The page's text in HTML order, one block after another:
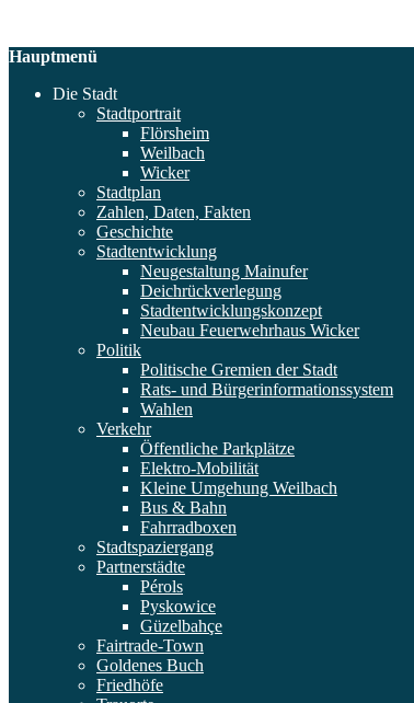
Hauptmenü
Die Stadt
Stadtportrait
Flörsheim
Weilbach
Wicker
Stadtplan
Zahlen, Daten, Fakten
Geschichte
Stadtentwicklung
Neugestaltung Mainufer
Deichrückverlegung
Stadtentwicklungskonzept
Neubau Feuerwehrhaus Wicker
Politik
Politische Gremien der Stadt
Rats- und Bürgerinformationssystem
Wahlen
Verkehr
Öffentliche Parkplätze
Elektro-Mobilität
Kleine Umgehung Weilbach
Bus & Bahn
Fahrradboxen
Stadtspaziergang
Partnerstädte
Pérols
Pyskowice
Güzelbahçe
Fairtrade-Town
Goldenes Buch
Friedhöfe